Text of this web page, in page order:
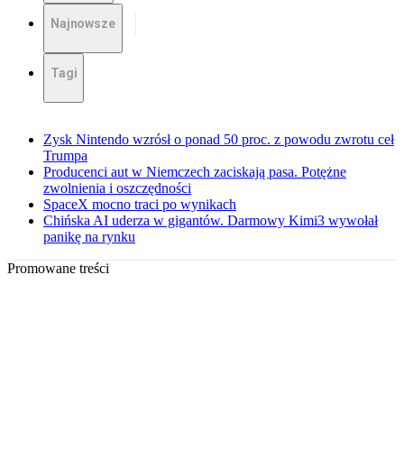
Najnowsze
Tagi
Zysk Nintendo wzrósł o ponad 50 proc. z powodu zwrotu ceł
Trumpa
Producenci aut w Niemczech zaciskają pasa. Potężne
zwolnienia i oszczędności
SpaceX mocno traci po wynikach
Chińska AI uderza w gigantów. Darmowy Kimi3 wywołał
panikę na rynku
Promowane treści